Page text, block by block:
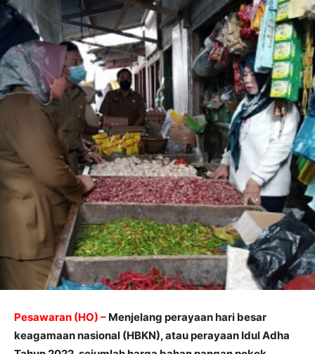
Pesawaran (HO) – Menjelang perayaan hari besar
keagamaan nasional (HBKN), atau perayaan Idul Adha